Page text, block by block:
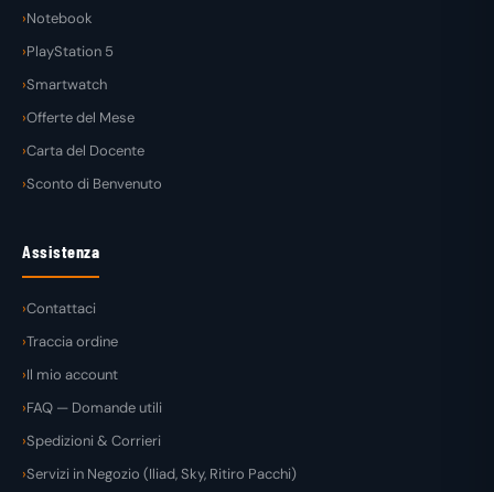
Notebook
PlayStation 5
Smartwatch
Offerte del Mese
Carta del Docente
Sconto di Benvenuto
Assistenza
Contattaci
Traccia ordine
Il mio account
FAQ — Domande utili
Spedizioni & Corrieri
Servizi in Negozio (Iliad, Sky, Ritiro Pacchi)